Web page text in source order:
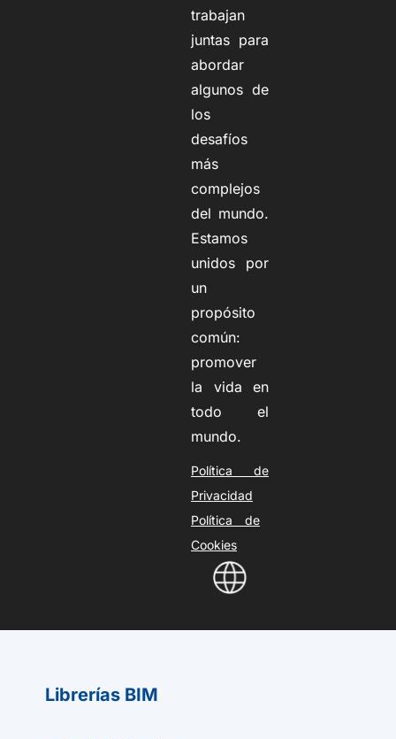
trabajan
juntas para
abordar
algunos de
los
desafíos
más
complejos
del mundo.
Estamos
unidos por
un
propósito
común:
promover
la vida en
todo el
mundo.
Política de
Privacidad
Política de
Cookies
Librerías BIM